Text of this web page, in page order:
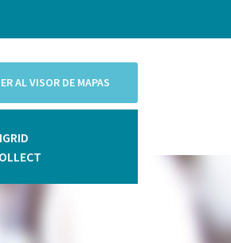
AL VISOR DE MAPAS